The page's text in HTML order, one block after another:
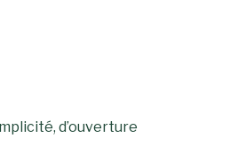
d’ouverture